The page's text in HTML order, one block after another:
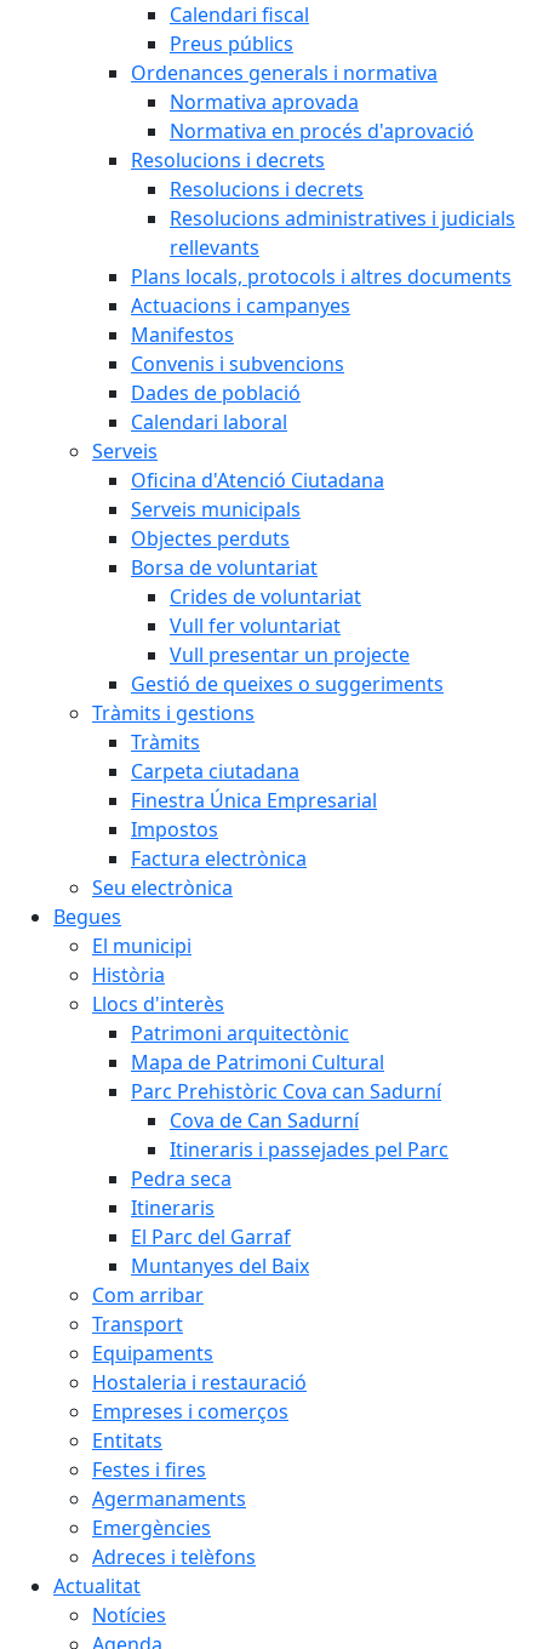
Calendari fiscal
Preus públics
Ordenances generals i normativa
Normativa aprovada
Normativa en procés d'aprovació
Resolucions i decrets
Resolucions i decrets
Resolucions administratives i judicials
rellevants
Plans locals, protocols i altres documents
Actuacions i campanyes
Manifestos
Convenis i subvencions
Dades de població
Calendari laboral
Serveis
Oficina d'Atenció Ciutadana
Serveis municipals
Objectes perduts
Borsa de voluntariat
Crides de voluntariat
Vull fer voluntariat
Vull presentar un projecte
Gestió de queixes o suggeriments
Tràmits i gestions
Tràmits
Carpeta ciutadana
Finestra Única Empresarial
Impostos
Factura electrònica
Seu electrònica
Begues
El municipi
Història
Llocs d'interès
Patrimoni arquitectònic
Mapa de Patrimoni Cultural
Parc Prehistòric Cova can Sadurní
Cova de Can Sadurní
Itineraris i passejades pel Parc
Pedra seca
Itineraris
El Parc del Garraf
Muntanyes del Baix
Com arribar
Transport
Equipaments
Hostaleria i restauració
Empreses i comerços
Entitats
Festes i fires
Agermanaments
Emergències
Adreces i telèfons
Actualitat
Notícies